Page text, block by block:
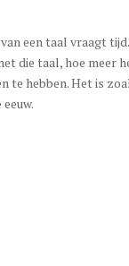
een taal vraagt
die taal, hoe meer
hebben. Het is